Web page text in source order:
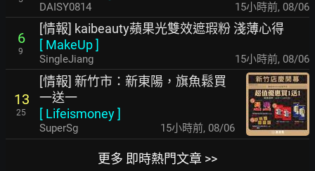
DAISY0814 15小時前, 08/06
6
9
[情報] kaibeauty蘋果光雙效遮瑕粉 淺薄心得
[ MakeUp]
SingleJiang 15小時前, 08/06
13
25
[情報] 新竹市：新東陽，旗魚鬆買
一送一
[ Lifeismoney]
SuperSg 15小時前, 08/06
更多 即時熱門文章 >>